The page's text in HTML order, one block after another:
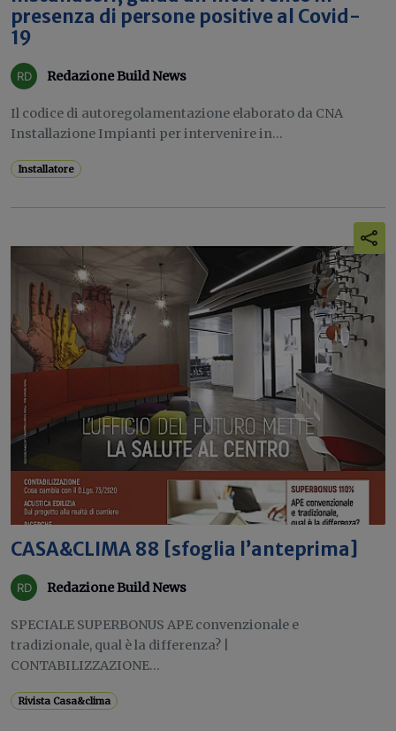
presenza di persone positive al Covid-
19
Redazione Build News
Il codice di autoregolamentazione elaborato da CNA
Installazione Impianti per intervenire in...
Installatore
CASA&CLIMA 88 [sfoglia l’anteprima]
Redazione Build News
SPECIALE SUPERBONUS APE convenzionale e
tradizionale, qual è la differenza? |
CONTABILIZZAZIONE...
Rivista Casa&clima